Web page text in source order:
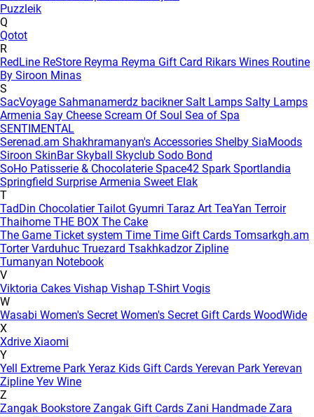
Puzzleik
Q
Qotot
R
RedLine ReStore Reyma Reyma Gift Card Rikars Wines Routine
By Siroon Minas
S
SacVoyage Sahmanamerdz baciknerSalt Lamps Salty Lamps
Armenia Say Cheese Scream Of Soul Sea of Spa
SENTIMENTAL
Serenad.am Shakhramanyan's Accessories Shelby SiaMoods
Siroon SkinBarSkyball Skyclub Sodo Bond
SoHo Patisserie & Chocolaterie Space42 Spark Sportlandia
Springfield Surprise Armenia Sweet Elak
T
TadDin ChocolatierTailot Gyumri Taraz Art TeaYan Terroir
Thaihome THE BOX The Cake
The Game Ticket system Time Time Gift Cards Tomsarkgh.am
Torter Varduhuc Truezard Tsakhkadzor Zipline
Tumanyan Notebook
V
Viktoria Cakes Vishap Vishap T-Shirt Vogis
W
Wasabi Women's Secret Women's Secret Gift Cards WoodWide
X
Xdrive Xiaomi
Y
Yell Extreme Park Yeraz Kids Gift Cards Yerevan Park Yerevan
Zipline Yev Wine
Z
Zangak Bookstore Zangak Gift Cards Zani Handmade Zara